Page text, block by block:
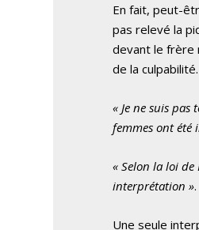
En fait, peut-
pas relevé la
devant le frère
de la culpabilité.
« Je ne suis pas
femmes ont été
« Selon la loi
interprétation ».
Une seule